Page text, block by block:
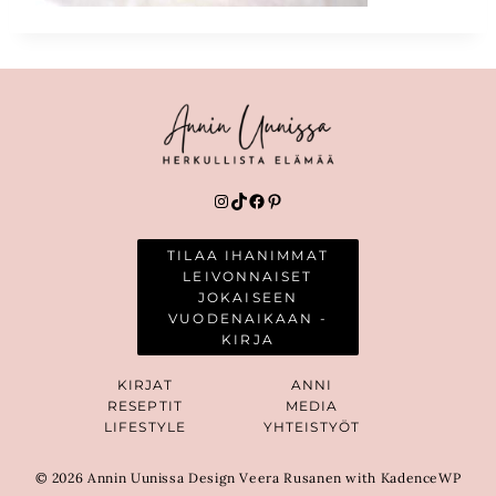
Instagram
TikTok
Facebook
Pinterest
TILAA IHANIMMAT
LEIVONNAISET
JOKAISEEN
VUODENAIKAAN -
KIRJA
KIRJAT
RESEPTIT
LIFESTYLE
ANNI
MEDIA
YHTEISTYÖT
© 2026 Annin Uunissa Design Veera Rusanen with KadenceWP